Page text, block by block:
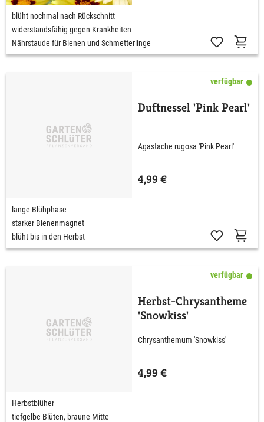
blüht nochmal nach Rückschnitt
widerstandsfähig gegen Krankheiten
Nährstaude für Bienen und Schmetterlinge
verfügbar
Duftnessel 'Pink Pearl'
Agastache rugosa 'Pink Pearl'
4,99 €
lange Blühphase
starker Bienenmagnet
blüht bis in den Herbst
verfügbar
Herbst-Chrysantheme
'Snowkiss'
Chrysanthemum 'Snowkiss'
4,99 €
Herbstblüher
tiefgelbe Blüten, braune Mitte